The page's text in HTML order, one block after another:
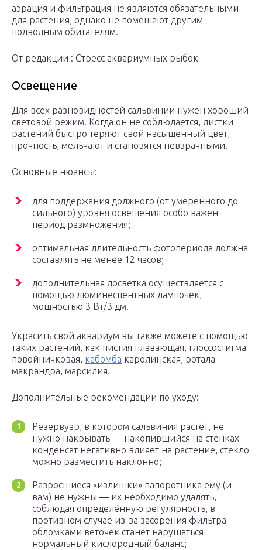
аэрация и фильтрация не являются обязательными
для растения, однако не помешают другим
подводным обитателям.
От редакции : Стресс аквариумных рыбок
Освещение
Для всех разновидностей сальвинии нужен хороший
световой режим. Когда он не соблюдается, листки
растений быстро теряют свой насыщенный цвет,
прочность, мельчают и становятся невзрачными.
Основные нюансы:
для поддержания должного (от умеренного до
сильного) уровня освещения особо важен
период размножения;
оптимальная длительность фотопериода должна
составлять не менее 12 часов;
дополнительная досветка осуществляется с
помощью люминесцентных лампочек,
мощностью 3 Вт/3 дм.
Украсить свой аквариум вы также можете с помощью
таких растений, как пистия плавающая, глоссостигма
повойничковая, кабомба каролинская, ротала
макрандра, марсилия.
Дополнительные рекомендации по уходу:
Резервуар, в котором сальвиния растёт, не
нужно накрывать — накопившийся на стенках
конденсат негативно влияет на растение, стекло
можно разместить наклонно;
Разросшиеся «излишки» папоротника ему (и
вам) не нужны — их необходимо удалять,
соблюдая определённую регулярность, в
противном случае из-за засорения фильтра
обломками веточек станет нарушаться
нормальный кислородный баланс;